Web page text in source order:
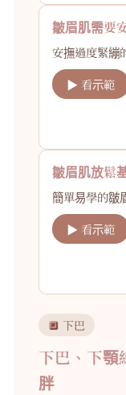
皺眉肌需要
安撫過度緊繃
▶ 看示範
皺眉肌放鬆
簡單易學的皺
▶ 看示範
🔲 下巴
下巴、下顎
胖